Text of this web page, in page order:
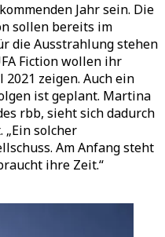
Jahr sein. Die
sollen bereits im
die Ausstrahlung stehen
Fiction wollen ihr
zeigen. Auch ein
ist geplant. Martina
rbb, sieht sich dadurch
solcher
Am Anfang steht
ihre Zeit.“